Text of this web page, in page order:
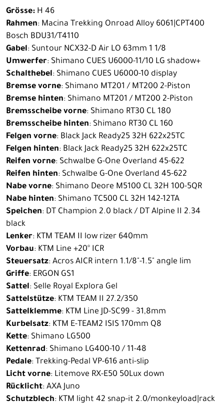
Grösse: H 46
Rahmen: Macina Trekking Onroad Alloy 6061|CPT400
Bosch BDU31/T4110
Gabel: Suntour NCX32-D Air LO 63mm 1 1/8
Umwerfer: Shimano CUES U6000-11/10 LG shadow+
Schalthebel: Shimano CUES U6000-10 display
Bremse vorne: Shimano MT201 / MT200 2-Piston
Bremse hinten: Shimano MT201 / MT200 2-Piston
Bremsscheibe vorne: Shimano RT30 CL 180
Bremsscheibe hinten: Shimano RT30 CL 160
Felgen vorne: Black Jack Ready25 32H 622x25TC
Felgen hinten: Black Jack Ready25 32H 622x25TC
Reifen vorne: Schwalbe G-One Overland 45-622
Reifen hinten: Schwalbe G-One Overland 45-622
Nabe vorne: Shimano Deore M5100 CL 32H 100-5QR
Nabe hinten: Shimano TC500 CL 32H 142-12TA
Speichen: DT Champion 2.0 black / DT Alpine II 2.34
black
Lenker: KTM TEAM II low rizer 640mm
Vorbau: KTM Line +20° ICR
Steuersatz: Acros AICR intern 1.1/8"-1.5" angle lim
Griffe: ERGON GS1
Sattel: Selle Royal Explora Gel
Sattelstütze: KTM TEAM II 27.2/350
Sattelklemme: KTM Line JD-SC99 - 31,8mm
Kurbelsatz: KTM E-TEAM2 ISIS 170mm Q8
Kette: Shimano LG500
Kettenrad: Shimano LG400-10 / 11-48
Pedale: Trekking-Pedal VP-616 anti-slip
Licht vorne: Litemove RX-E50 50Lux down
Rücklicht: AXA Juno
Schutzblech: KTM light 42 snap-it 2.0/monkeyload|rack